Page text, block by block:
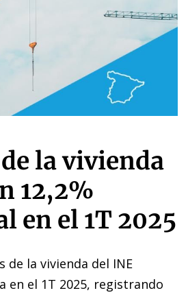
la vivienda
12,2%
en el 1T 2025
de la vivienda del INE
en el 1T 2025, registrando